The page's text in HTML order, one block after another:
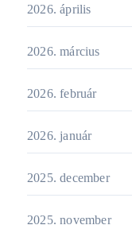
2026. április
2026. március
2026. február
2026. január
2025. december
2025. november